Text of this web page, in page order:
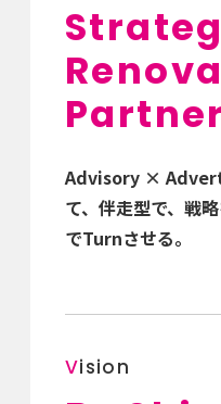
Partner
Advisory ×
て、 伴走型で、戦
でTurnさせる。
Vision